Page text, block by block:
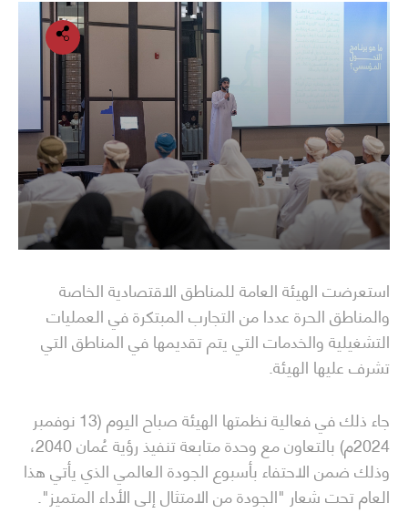
استعرضت الهيئة العامة للمناطق الاقتصادية الخاصة
والمناطق الحرة عددا من التجارب المبتكرة في العمليات
التشغيلية والخدمات التي يتم تقديمها في المناطق التي
تشرف عليها الهيئة.
جاء ذلك في فعالية نظمتها الهيئة صباح اليوم (13 نوفمبر
2024م) بالتعاون مع وحدة متابعة تنفيذ رؤية عُمان 2040،
وذلك ضمن الاحتفاء بأسبوع الجودة العالمي الذي يأتي هذا
العام تحت شعار "الجودة من الامتثال إلى الأداء المتميز".